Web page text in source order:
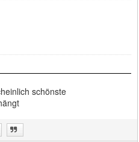
schönste